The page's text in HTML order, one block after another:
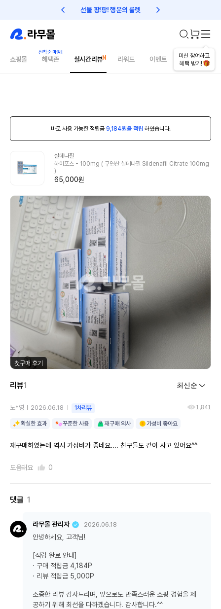
선물 팡!팡! 행운의 룰렛 친구초대 1만원 리워드!
미션 참여하고
혜택 받기!
쇼핑몰 혜택존 실시간리뷰 리워드 이벤트 건강매거진
바로 사용 가능한 적립금 9,184원을 적립 하였습니다.
실데나필
하이포스 - 100mg ( 구연산 실데나필 Sildenafil Citrate 100mg
)
65,000원
첫구매 후기
리뷰1
노*영 2026.06.18 1차리뷰 1,841
확실한 효과 꾸준한 사용 재구매 의사 가성비 좋아요
재구매하였는데 역시 가성비가 좋네요.... 친구들도 같이 사고 있어요^^
도움돼요 0
댓글 1
라무몰 관리자 2026.06.18
안녕하세요, 고객님!
[적립 완료 안내]
· 구매 적립금 4,184P
· 리뷰 적립금 5,000P
소중한 리뷰 감사드리며, 앞으로도 만족스러운 쇼핑 경험을 제
공하기 위해 최선을 다하겠습니다. 감사합니다.^^